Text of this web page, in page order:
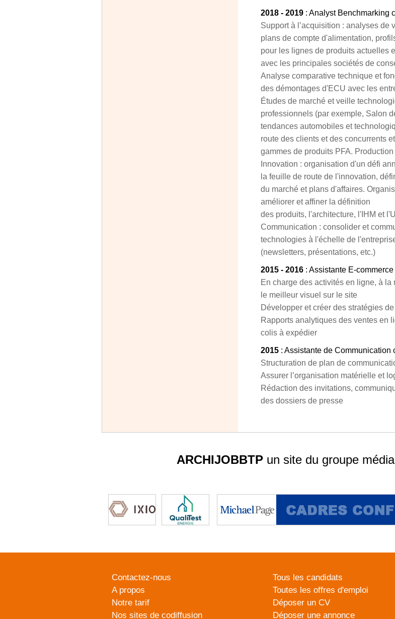
2018 - 2019 : Analyst Benchmarking
Support à l’acquisition : analyses de
plans de compte d'alimentation,
pour les lignes de produits actuelles
avec les principales sociétés de
Analyse comparative technique et
des démontages d'ECU avec les
Études de marché et veille
professionnels (par exemple, Salon
tendances automobiles et
route des clients et des concurrents
gammes de produits PFA.
Innovation : organisation d'un défi
la feuille de route de l'innovation,
du marché et plans d'affaires.
améliorer et affiner la définition
des produits, l'architecture, l'IHM et
Communication : consolider et
technologies à l'échelle de
(newsletters, présentations, etc.)
2015 - 2016 : Assistante E-
En charge des activités en ligne, à
le meilleur visuel sur le site
Développer et créer des stratégies
Rapports analytiques des ventes en
colis à expédier
2015 : Assistante de Communication
Structuration de plan de
Assurer l’organisation matérielle et
Rédaction des invitations,
des dossiers de presse
ARCHIJOBBTPun site du groupe média
Contactez-nous
A propos
Notre tarif
Nos sites de codiffusion
Tous les candidats
Toutes les offres d'emploi
Déposer un CV
Déposer une annonce